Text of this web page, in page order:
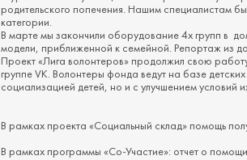
родительского попечения. Нашим специалистам
категории.
В марте мы закончили оборудование 4х групп в
модели, приближенной к семейной. Репортаж из
Проект «Лига волонтеров» продолжил свою
группе VK. Волонтеры фонда ведут на базе
социализацией детей, но и с улучшением условий
В рамках проекта «Социальный склад» помощь
В рамках программы «Со-Участие»: отчет о